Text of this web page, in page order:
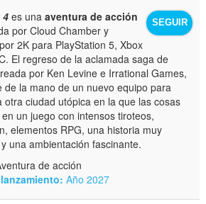
SEGUIR
4 es unaaventura de acción
por Cloud Chamber y
2K para PlayStation 5, Xbox
El regreso de la aclamada saga de
por Ken Levine e Irrational Games,
de la mano de un nuevo equipo para
otra ciudad utópica en la que las cosas
un juego con intensos tiroteos,
elementos RPG, una historia muy
una ambientación fascinante.
de acción
Año 2027